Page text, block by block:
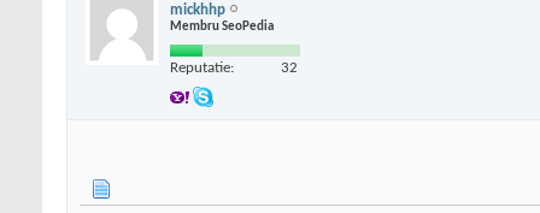
mickhhp
Membru SeoPedia
Reputatie: 32